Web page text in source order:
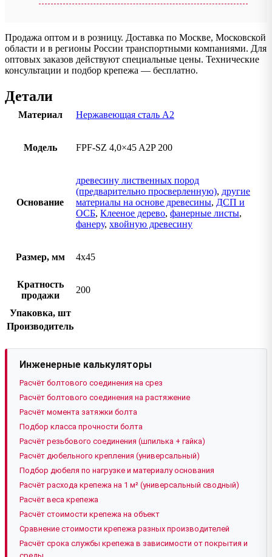
Продажа оптом и в розницу. Доставка по Москве, Московской
области и в регионы России транспортными компаниями. Для
оптовых заказов действуют специальные цены. Технические
консультации и подбор крепежа — бесплатно.
Детали
Материал Нержавеющая сталь А2
Модель FPF-SZ 4,0×45 A2P 200
Основание
древесину лиственных пород
(предварительно просверленную), другие
материалы на основе древесины, ДСП и
ОСБ, Клееное дерево, фанерные листы,
фанеру, хвойную древесину
Размер, мм 4х45
Кратность
продажи
200
Упаковка, шт
Производитель
Инженерные калькуляторы
Расчёт болтового соединения на срез
Расчёт болтового соединения на растяжение
Расчёт момента затяжки болта
Подбор класса прочности болта
Расчёт резьбового соединения (шпилька + гайка)
Расчёт дюбельного крепления (универсальный)
Подбор дюбеля по нагрузке и материалу основания
Расчёт расхода крепежа на 1 м² (универсальный сводный)
Расчёт веса крепежа
Расчёт стоимости крепежа на объект
Сравнение стоимости крепежа разных производителей
Расчёт срока службы крепежа в зависимости от покрытия и